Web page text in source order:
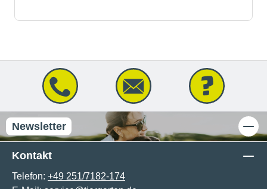
Newsletter
Kontakt
Telefon: +49 251/7182-174